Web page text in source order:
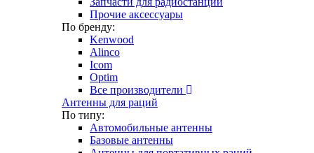
Прочие аксессуары
По бренду:
Kenwood
Alinco
Icom
Optim
Все производители
Антенны для раций
По типу:
Автомобильные антенны
Базовые антенны